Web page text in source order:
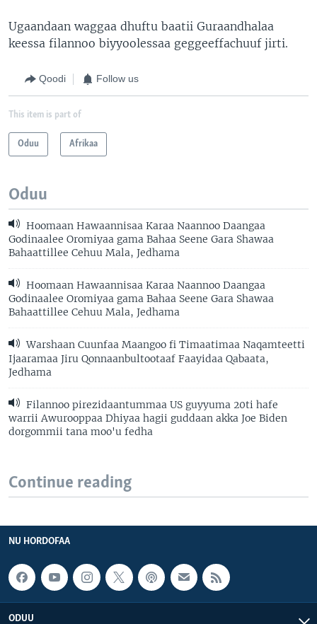
Ugaandaan waggaa dhuftu baatii Guraandhalaa
keessa filannoo biyyoolessaa geggeeffachuuf jirti.
Qoodi Follow us
This item is part of
Oduu Afrikaa
Oduu
Hoomaan Hawaannisaa Karaa Naannoo Daangaa
Godinaalee Oromiyaa gama Bahaa Seene Gara Shawaa
Bahaattillee Cehuu Mala, Jedhama
Hoomaan Hawaannisaa Karaa Naannoo Daangaa
Godinaalee Oromiyaa gama Bahaa Seene Gara Shawaa
Bahaattillee Cehuu Mala, Jedhama
Warshaan Cuunfaa Maangoo fi Timaatimaa Naqamteetti
Ijaaramaa Jiru Qonnaanbultootaaf Faayidaa Qabaata,
Jedhama
Filannoo pirezidaantummaa US guyyuma 20ti hafe
warrii Awurooppaa Dhiyaa hagii guddaan akka Joe Biden
dorgommii tana moo'u fedha
Continue reading
NU HORDOFAA
ODUU